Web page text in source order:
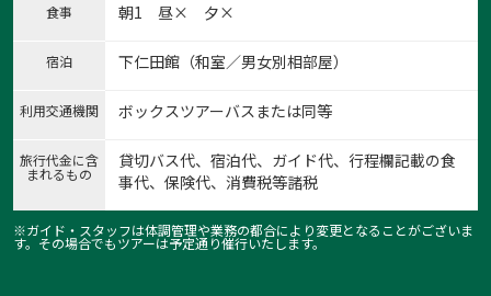
食事 朝1 昼× 夕×
宿泊 下仁田館（和室／男女別相部屋）
利用交通機関 ボックスツアーバスまたは同等
旅行代金に含
まれるもの
貸切バス代、宿泊代、ガイド代、行程欄記載の食
事代、保険代、消費税等諸税
※ガイド・スタッフは体調管理や業務の都合により変更となることがございま
す。その場合でもツアーは予定通り催行いたします。
1:稲含山
1/4